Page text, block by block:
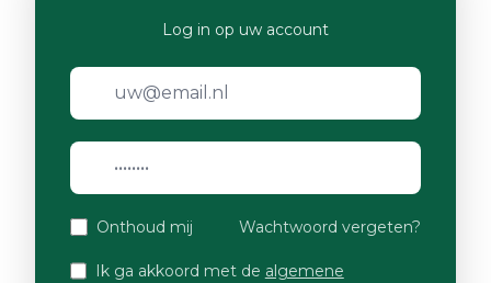
Log in op uw account
Onthoud mij Wachtwoord vergeten?
Ik ga akkoord met de algemene